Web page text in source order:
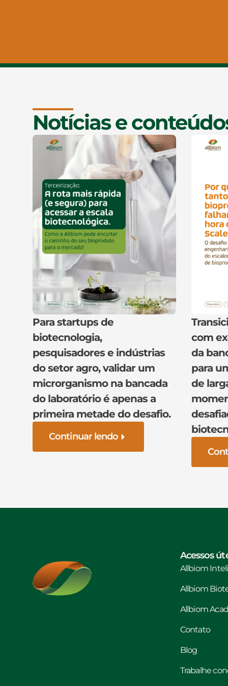
Notícias e
Para startups de
biotecnologia,
pesquisadores e indústrias
do setor agro, validar um
microrganismo na bancada
do laboratório é apenas a
primeira metade do desafio.
Continuar lendo
com
da
para
de
Acessos
Allbiom
Allbiom
Allbiom
Contato
Blog
Trabalhe